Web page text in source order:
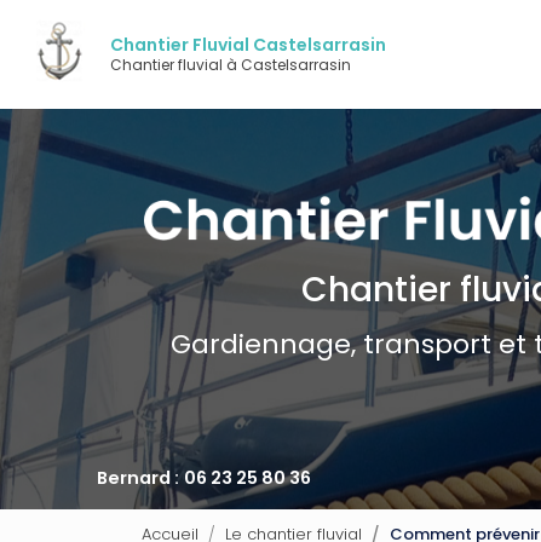
contenu
Chantier Fluvial Castelsarrasin
Chantier fluvial à Castelsarrasin
Chantier
Gardiennage, transport
Bernard : 06 23 25 80 36
Accueil Le chantier fluvial Comment